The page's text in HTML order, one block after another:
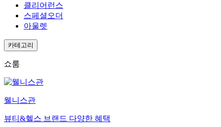
클리어런스
스페셜오더
아울렛
카테고리
쇼룸
웰니스관
뷰티&헬스 브랜드 다양한 혜택